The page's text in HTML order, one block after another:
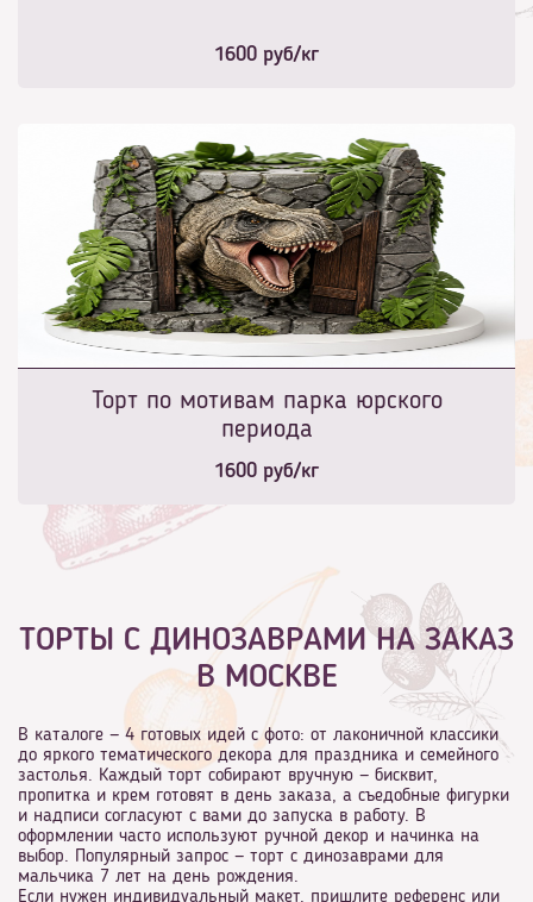
1600 руб/кг
Торт по мотивам парка юрского
периода
1600 руб/кг
ТОРТЫ С ДИНОЗАВРАМИ НА ЗАКАЗ
В МОСКВЕ
В каталоге — 4 готовых идей с фото: от лаконичной классики
до яркого тематического декора для праздника и семейного
застолья. Каждый торт собирают вручную — бисквит,
пропитка и крем готовят в день заказа, а съедобные фигурки
и надписи согласуют с вами до запуска в работу. В
оформлении часто используют ручной декор и начинка на
выбор. Популярный запрос — торт с динозаврами для
мальчика 7 лет на день рождения.
Если нужен индивидуальный макет, пришлите референс или